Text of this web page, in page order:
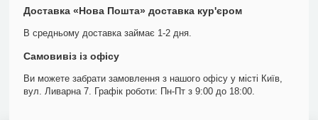
Доставка «Нова Пошта» доставка кур'єром
В средньому доставка займає 1-2 дня.
Самовивіз із офісу
Ви можете забрати замовлення з нашого офісу у місті Київ,
вул. Ливарна 7. Графік роботи: Пн-Пт з 9:00 до 18:00.